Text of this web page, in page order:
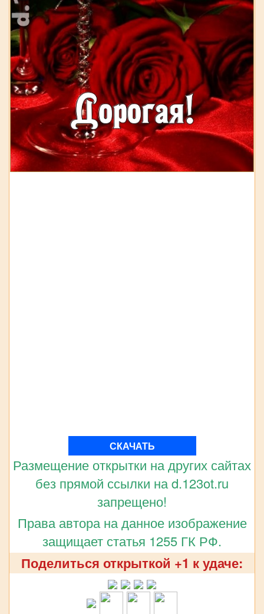
СКАЧАТЬ
Размещение открытки на других сайтах
без прямой ссылки на d.123ot.ru
запрещено!
Права автора на данное изображение
защищает статья 1255 ГК РФ.
Поделиться открыткой +1 к удаче: